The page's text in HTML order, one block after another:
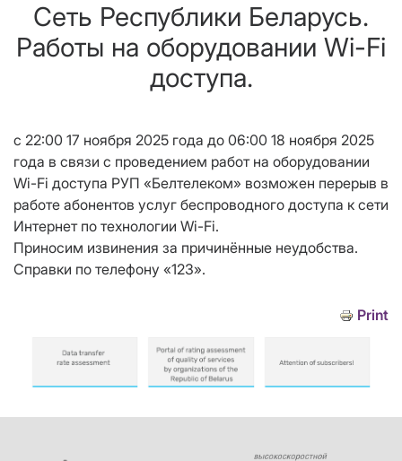
Сеть Республики Беларусь.
Работы на оборудовании Wi-Fi
доступа.
c 22:00 17 ноября 2025 года до 06:00 18 ноября 2025
года в связи с проведением работ на оборудовании
Wi-Fi доступа РУП «Белтелеком» возможен перерыв в
работе абонентов услуг беспроводного доступа к сети
Интернет по технологии Wi-Fi.
Приносим извинения за причинённые неудобства.
Справки по телефону «123».
Print